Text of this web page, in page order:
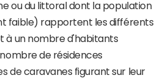
ou du littoral dont la population
faible) rapportent les différents
à un nombre d'habitants
de résidences
de caravanes figurant sur leur